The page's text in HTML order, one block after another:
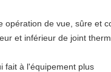
opération de vue, sûre et
et inférieur de joint
fait à l'équipement plus